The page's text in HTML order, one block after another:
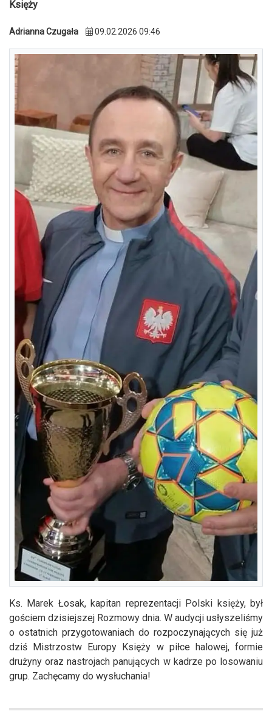
Księży
Adrianna Czugała 09.02.2026 09:46
Ks. Marek Łosak, kapitan reprezentacji Polski księży, był
gościem dzisiejszej Rozmowy dnia. W audycji usłyszeliśmy
o ostatnich przygotowaniach do rozpoczynających się już
dziś Mistrzostw Europy Księży w piłce halowej, formie
drużyny oraz nastrojach panujących w kadrze po losowaniu
grup. Zachęcamy do wysłuchania!